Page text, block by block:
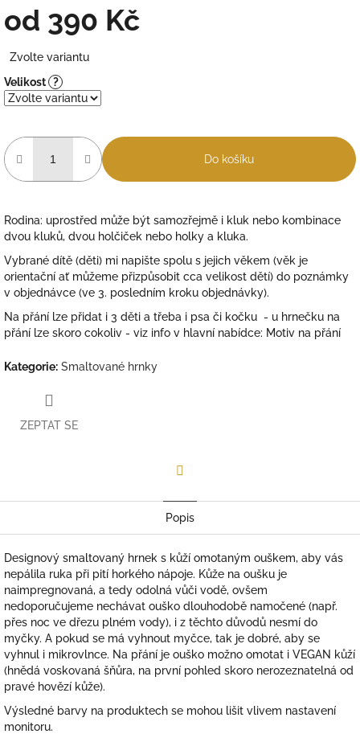
od 390 Kč
cena:
Zvolte variantu
Velikost ?
Do košíku
Rodina: uprostřed může být samozřejmě i kluk nebo kombinace
dvou kluků, dvou holčiček nebo holky a kluka.
Vybrané dítě (děti) mi napište spolu s jejich věkem (věk je
orientační ať můžeme přizpůsobit cca velikost dětí) do poznámky
v objednávce (ve 3. posledním kroku objednávky).
Na přání lze přidat i 3 děti a třeba i psa či kočku - u hrnečku na
přání lze skoro cokoliv - viz info v hlavní nabídce: Motiv na přání
Kategorie: Smaltované hrnky
ZEPTAT SE
Popis
Designový smaltovaný hrnek s kůží omotaným ouškem, aby vás
nepálila ruka při pití horkého nápoje. Kůže na oušku je
naimpregnovaná, a tedy odolná vůči vodě, ovšem
nedoporučujeme nechávat ouško dlouhodobě namočené (např.
přes noc ve dřezu plném vody), i z těchto důvodů nesmí do
myčky. A pokud se má vyhnout myčce, tak je dobré, aby se
vyhnul i mikrovlnce. Na přání je ouško možno omotat i VEGAN kůží
(hnědá voskovaná šňůra, na první pohled skoro nerozeznatelná od
pravé hovězí kůže).
Výsledné barvy na produktech se mohou lišit vlivem nastavení
monitoru.